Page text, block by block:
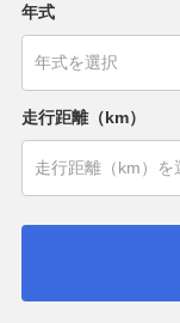
年式
走行距離（km）